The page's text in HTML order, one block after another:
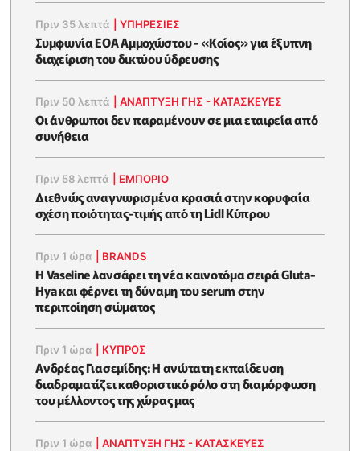
Πριν 35 λεπτά |ΥΠΗΡΕΣΙΕΣ
Συμφωνία ΕΟΑ Αμμοχώστου - «Κοίος» για έξυπνη
διαχείριση του δικτύου ύδρευσης
Πριν 50 λεπτά |ΑΝΑΠΤΥΞΗ ΓΗΣ - ΚΑΤΑΣΚΕΥΕΣ
Οι άνθρωποι δεν παραμένουν σε μια εταιρεία από
συνήθεια
Πριν 58 λεπτά ΕΜΠΟΡΙΟ
Διεθνώς αναγνωρισμένα κρασιά στην κορυφαία
σχέση ποιότητας-τιμής από τη Lidl Κύπρου
Πριν 1 ώρα BRANDS
Η Vaseline λανσάρει τη νέα καινοτόμα σειρά Gluta-
Hya και φέρνει τη δύναμη του serum στην
περιποίηση σώματος
Πριν 1 ώρα ΚΥΠΡΟΣ
Ανδρέας Γιασεμίδης: Η ανώτατη εκπαίδευση
διαδραματίζει καθοριστικό ρόλο στη διαμόρφωση
του μέλλοντος της χώρας μας
Πριν 1 ώρα |ΑΝΑΠΤΥΞΗ ΓΗΣ - ΚΑΤΑΣΚΕΥΕΣ